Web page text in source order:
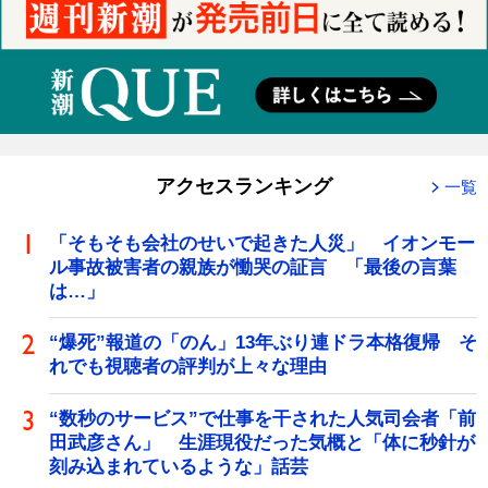
アクセスランキング 一覧
「そもそも会社のせいで起きた人災」 イオンモー
ル事故被害者の親族が慟哭の証言 「最後の言葉
は…」
“爆死”報道の「のん」13年ぶり連ドラ本格復帰 そ
れでも視聴者の評判が上々な理由
“数秒のサービス”で仕事を干された人気司会者「前
田武彦さん」 生涯現役だった気概と「体に秒針が
刻み込まれているような」話芸